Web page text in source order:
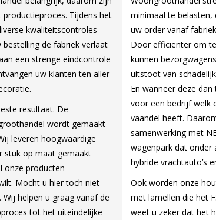
Tijdens het
kwaliteitscontroles
de fabriek verlaat
een strenge eindcontrole
uw klanten ten aller
resultaat. De
wordt gemaakt
leveren hoogwaardige
stuk op maat gemaakt
onze producten
Mocht u hier toch niet
helpen u graag vanaf de
tot het uiteindelijke
minimaal te
uw order vanaf
Door efficiënter om
kunnen
uitstoot van
En wanneer deze
voor een bedrijf welk
vaandel heeft.
samenwerking met
wagenpark dat onder
hybride vrachtauto’s
Ook worden onze
met lamellen die het
weet u zeker dat het